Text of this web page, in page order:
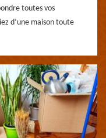
toutes vos
d’une maison toute